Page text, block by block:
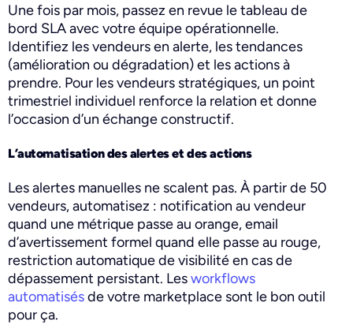
Une fois par mois, passez en revue le tableau de
bord SLA avec votre équipe opérationnelle.
Identifiez les vendeurs en alerte, les tendances
(amélioration ou dégradation) et les actions à
prendre. Pour les vendeurs stratégiques, un point
trimestriel individuel renforce la relation et donne
l’occasion d’un échange constructif.
L’automatisation des alertes et des actions
Les alertes manuelles ne scalent pas. À partir de 50
vendeurs, automatisez : notification au vendeur
quand une métrique passe au orange, email
d’avertissement formel quand elle passe au rouge,
restriction automatique de visibilité en cas de
dépassement persistant. Lesworkflows
automatisésde votre marketplace sont le bon outil
pour ça.